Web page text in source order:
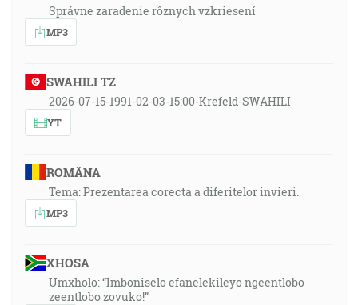
… v ňom, v ktorom sme sa stali aj dedičstvom Božím
predurčení súc podľa preduloženia toho, ktorý pôsobí
všetko podľa rady svojej vôle… [Ef 1:11]
Správne zaradenie rôznych vzkriesení
MP3
SWAHILI TZ
2026-07-15-1991-02-03-15:00-Krefeld-SWAHILI
YT
ROMÂNA
Tema: Prezentarea corecta a diferitelor invieri.
MP3
XHOSA
Umxholo: “Imboniselo efanelekileyo ngeentlobo
zeentlobo zovuko!”